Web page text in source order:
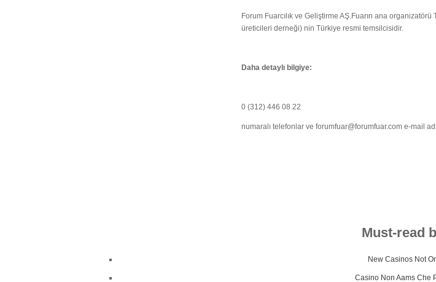
Forum Fuarcılık ve Geliştirme AŞ.Fuarın ana
üreticileri derneği) nin Türkiye resmi temsilcisidir.
Daha detaylı bilgiye:
0 (312) 446 08 22
numaralı telefonlar ve forumfuar@forumfuar.com e-mail
Must-read
New Casinos Not
Casino Non Aams Che